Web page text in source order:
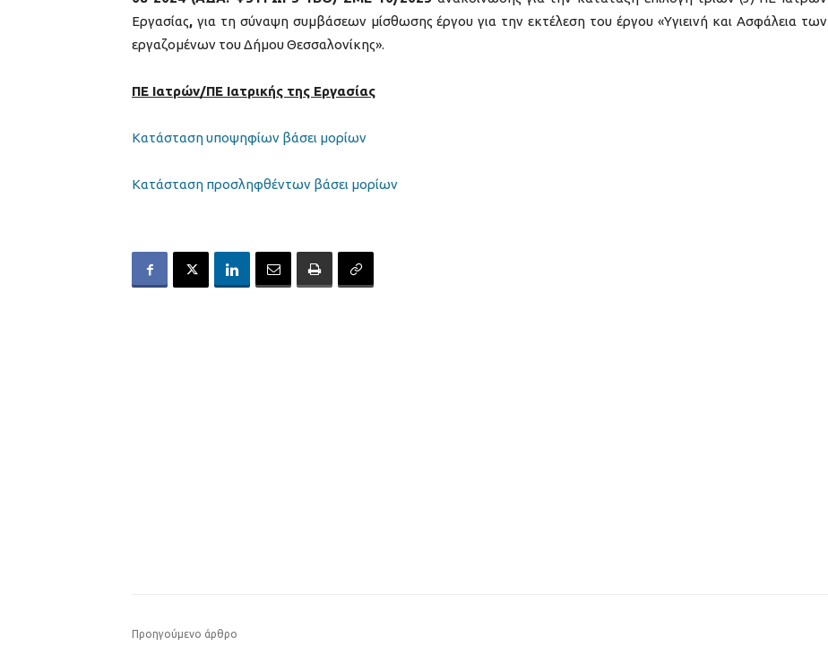
Εργασίας, για τη σύναψη συμβάσεων μίσθωσης έργου για την εκτέλεση του έργου «Υγιεινή και Ασφάλεια των
εργαζομένων του Δήμου Θεσσαλονίκης».
ΠΕ Ιατρών/ΠΕ Ιατρικής της Εργασίας
Κατάσταση υποψηφίων βάσει μορίων
Κατάσταση προσληφθέντων βάσει μορίων
Προηγούμενο άρθρο